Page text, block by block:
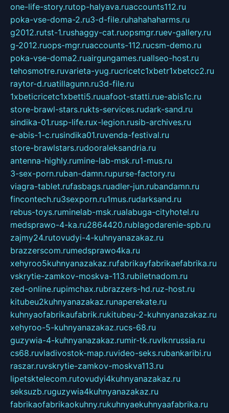
one-life-story.rutop-halyava.ruaccounts112.ru
poka-vse-doma-2.ru3-d-file.ruhahahaharms.ru
g2012.rutst-1.rushaggy-cat.ruopsmgr.ruev-gallery.ru
g-2012.ruops-mgr.ruaccounts-112.rucsm-demo.ru
poka-vse-doma2.ruairgungames.ruallseo-host.ru
tehosmotre.ruvarieta-yug.rucricetc1xbetr1xbetcc2.ru
raytor-d.ruatillagunn.ru3d-file.ru
1xbeticricetc1xbetti5.ruuafoot-statti.rue-abis1c.ru
store-brawl-stars.rukts-services.rudark-sand.ru
sindika-01.rusp-life.rux-legion.rusib-archives.ru
e-abis-1-c.rusindika01.ruvenda-festival.ru
store-brawlstars.rudooraleksandria.ru
antenna-highly.rumine-lab-msk.ru1-mus.ru
3-sex-porn.ruban-damn.rupurse-factory.ru
viagra-tablet.rufasbags.ruadler-jun.rubandamn.ru
fincontech.ru3sexporn.ru1mus.rudarksand.ru
rebus-toys.ruminelab-msk.rualabuga-cityhotel.ru
medsprawo-4-ka.ru2864420.rublagodarenie-spb.ru
zajmy24.rutovudyi-4-kuhnyanazakaz.ru
brazzerscom.rumedsprawo4ka.ru
xehyroo5kuhnyanazakaz.rufabrikayfabrikaefabrika.ru
vskrytie-zamkov-moskva-113.rubiletnadom.ru
zed-online.rupimchax.rubrazzers-hd.ruz-host.ru
kitubeu2kuhnyanazakaz.runaperekate.ru
kuhnyaofabrikaufabrik.rukitubeu-2-kuhnyanazakaz.ru
xehyroo-5-kuhnyanazakaz.rucs-68.ru
guzywia-4-kuhnyanazakaz.rumir-tk.ruvlknrussia.ru
cs68.ruvladivostok-map.ruvideo-seks.rubankaribi.ru
raszar.ruvskrytie-zamkov-moskva113.ru
lipetsktelecom.rutovudyi4kuhnyanazakaz.ru
seksuzb.ruguzywia4kuhnyanazakaz.ru
fabrikaofabrikaokuhny.rukuhnyaekuhnyaafabrika.ru